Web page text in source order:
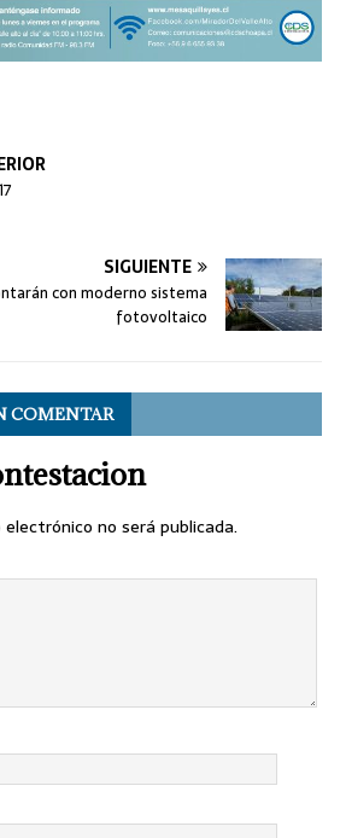
SIGUIENTE
con moderno sistema
fotovoltaico
COMENTAR
no será publicada.